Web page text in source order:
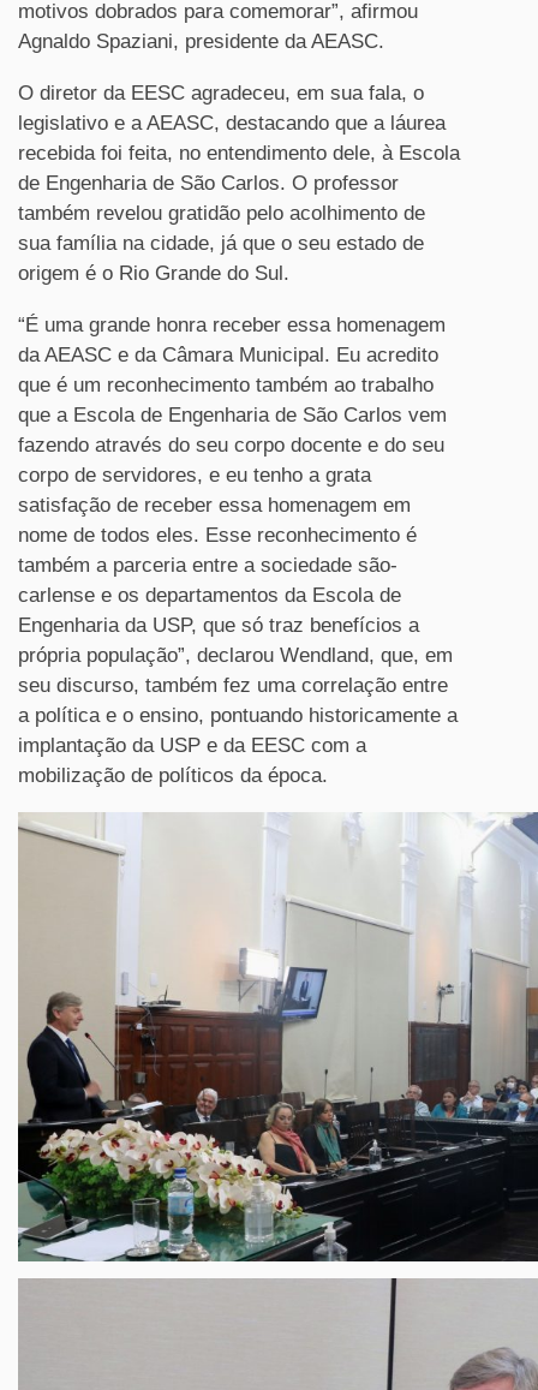
motivos dobrados para comemorar”, afirmou
Agnaldo Spaziani, presidente da AEASC.
O diretor da EESC agradeceu, em sua fala, o
legislativo e a AEASC, destacando que a láurea
recebida foi feita, no entendimento dele, à Escola
de Engenharia de São Carlos. O professor
também revelou gratidão pelo acolhimento de
sua família na cidade, já que o seu estado de
origem é o Rio Grande do Sul.
“É uma grande honra receber essa homenagem
da AEASC e da Câmara Municipal. Eu acredito
que é um reconhecimento também ao trabalho
que a Escola de Engenharia de São Carlos vem
fazendo através do seu corpo docente e do seu
corpo de servidores, e eu tenho a grata
satisfação de receber essa homenagem em
nome de todos eles. Esse reconhecimento é
também a parceria entre a sociedade são-
carlense e os departamentos da Escola de
Engenharia da USP, que só traz benefícios a
própria população”, declarou Wendland, que, em
seu discurso, também fez uma correlação entre
a política e o ensino, pontuando historicamente a
implantação da USP e da EESC com a
mobilização de políticos da época.